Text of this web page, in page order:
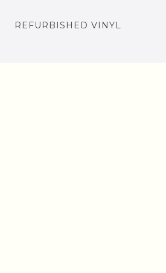
REFURBISHED VINYL